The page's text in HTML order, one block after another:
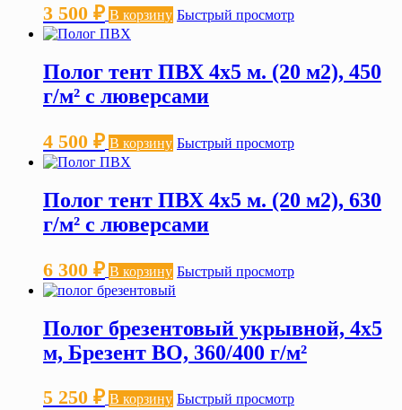
3 500 ₽ В корзину Быстрый просмотр
Полог тент ПВХ 4х5 м. (20 м2), 450
г/м² с люверсами
4 500 ₽ В корзину Быстрый просмотр
Полог тент ПВХ 4х5 м. (20 м2), 630
г/м² с люверсами
6 300 ₽ В корзину Быстрый просмотр
Полог брезентовый укрывной, 4х5
м, Брезент ВО, 360/400 г/м²
5 250 ₽ В корзину Быстрый просмотр